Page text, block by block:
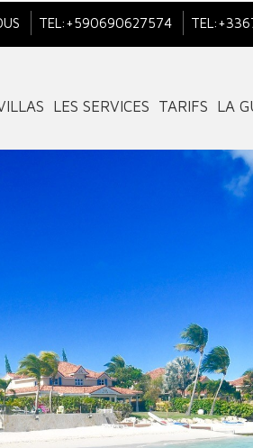
TEL:+590690627574
LES SERVICES TARIFS LA